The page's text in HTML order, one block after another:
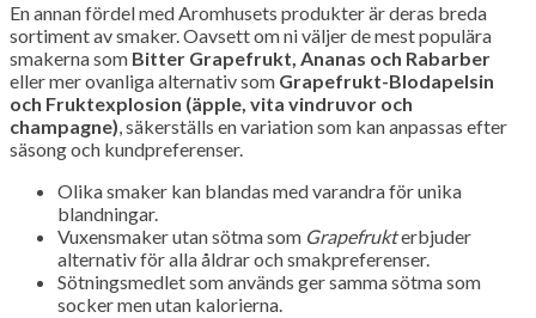
En annan fördel med Aromhusets produkter är deras breda
sortiment av smaker. Oavsett om ni väljer de mest populära
smakerna som Bitter Grapefrukt, Ananas och Rabarber
eller mer ovanliga alternativ som Grapefrukt-Blodapelsin
och Fruktexplosion (äpple, vita vindruvor och
champagne), säkerställs en variation som kan anpassas efter
säsong och kundpreferenser.
Olika smaker kan blandas med varandra för unika
blandningar.
Vuxensmaker utan sötma som Grapefrukterbjuder
alternativ för alla åldrar och smakpreferenser.
Sötningsmedlet som används ger samma sötma som
socker men utan kalorierna.